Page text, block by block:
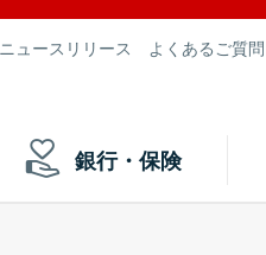
ニュースリリース よくあるご質
銀行・保険